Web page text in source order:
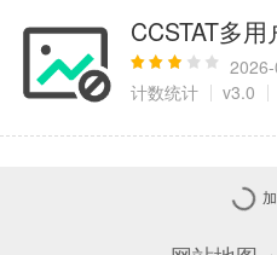
CCSTAT多用
计数统计
v3.0